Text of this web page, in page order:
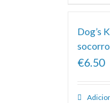
Dog’s
€6.50